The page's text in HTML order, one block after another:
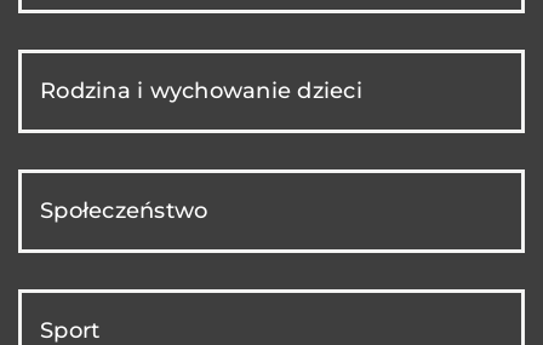
Rodzina i wychowanie dzieci
Społeczeństwo
Sport